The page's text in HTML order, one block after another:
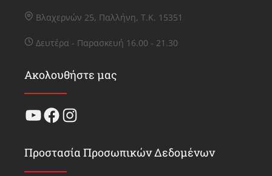
Βλαχερνών 25, Παλλήνη, Τ.Κ. 15351
Δευτέρα - Παρασκευή 16.00 - 21.30
Ακολουθήστε μας
YouTube
Facebook
Instagram
Προστασία Προσωπικών Δεδομένων